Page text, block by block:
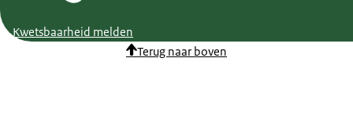
Kwetsbaarheid melden
Terug naar boven